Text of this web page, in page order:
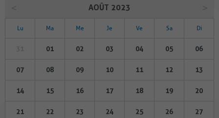
AOÛT 2023
Lu Ma Me Je Ve Sa Di
01 02 03 04 05 06
07 08 09 10 11 12 13
14 15 16 17 18 19 20
21 22 23 24 25 26 27